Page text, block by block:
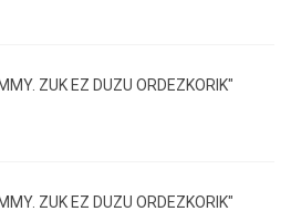
ZUK EZ DUZU ORDEZKORIK"
ZUK EZ DUZU ORDEZKORIK"